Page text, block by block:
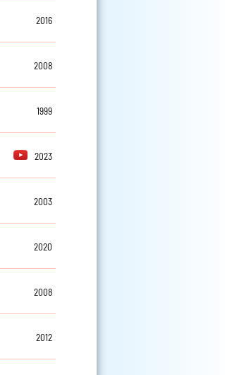
2016
2008
1999
2023
2003
2020
2008
2012